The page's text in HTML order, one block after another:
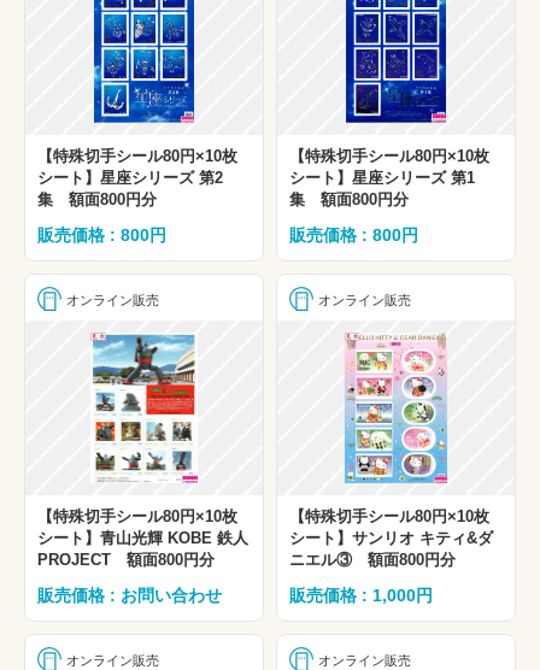
【特殊切手シール80円×10枚
シート】星座シリーズ 第2
集 額面800円分
販売価格 : 800円
【特殊切手シール80円×10枚
シート】星座シリーズ 第1
集 額面800円分
販売価格 : 800円
オンライン販売
【特殊切手シール80円×10枚
シート】青山光輝 KOBE 鉄人
PROJECT 額面800円分
販売価格 : お問い合わせ
オンライン販売
【特殊切手シール80円×10枚
シート】サンリオ キティ&ダ
ニエル③ 額面800円分
販売価格 : 1,000円
オンライン販売 オンライン販売